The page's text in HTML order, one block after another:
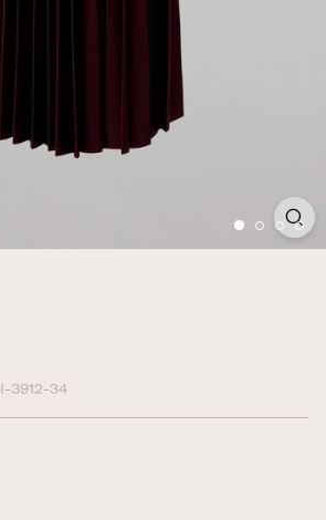
3912-34